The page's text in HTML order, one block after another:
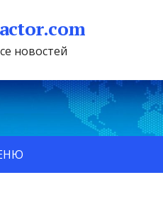
новостей